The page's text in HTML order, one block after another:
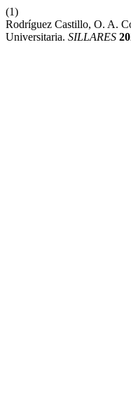
(1)
Rodríguez Castillo, O. A.
Universitaria. SILLARES